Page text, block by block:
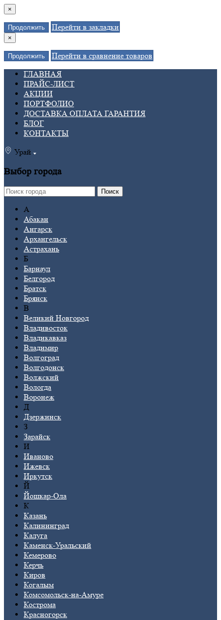
×
Продолжить Перейти в закладки
×
Продолжить
Перейти в сравнение товаров
ГЛАВНАЯ
ПРАЙС-ЛИСТ
АКЦИИ
ПОРТФОЛИО
ДОСТАВКА ОПЛАТА ГАРАНТИЯ
БЛОГ
КОНТАКТЫ
Урай
Выбор города
Поиск
А
Абакан
Ангарск
Архангельск
Астрахань
Б
Барнаул
Белгород
Братск
Брянск
В
Великий Новгород
Владивосток
Владикавказ
Владимир
Волгоград
Волгодонск
Волжский
Вологда
Воронеж
Д
Дзержинск
З
Зарайск
И
Иваново
Ижевск
Иркутск
Й
Йошкар-Ола
К
Казань
Калининград
Калуга
Каменск-Уральский
Кемерово
Керчь
Киров
Когалым
Комсомольск-на-Амуре
Кострома
Красногорск